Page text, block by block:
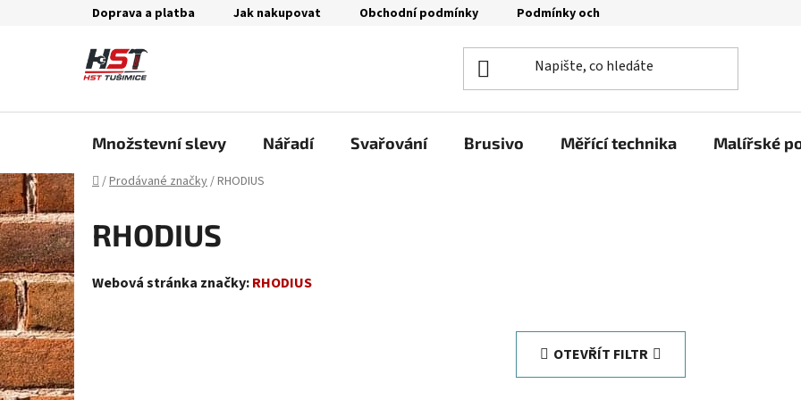
Doprava a platba Jak nakupovat Obchodní podmínky Podmínky ochrany osobních údajů
Množstevní slevy Nářadí Svařování Brusivo Měřící technika Malířské
Domů
/Prodávané značky/RHODIUS
RHODIUS
Webová stránka značky:RHODIUS
OTEVŘÍT FILTR